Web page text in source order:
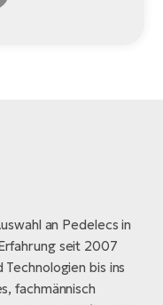
an Pedelecs in
seit 2007
bis ins
fachmännisch